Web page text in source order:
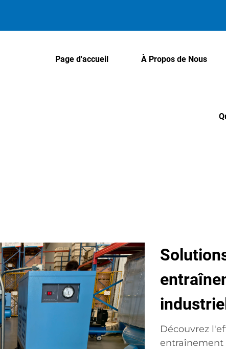
Page d'accueil À Propos de Nous
Découvrez
entraînement